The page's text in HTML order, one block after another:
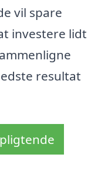
vil spare
investere lidt
resultat